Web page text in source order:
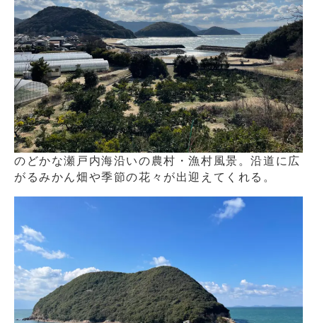
のどかな瀬戸内海沿いの農村・漁村風景。沿道に広
がるみかん畑や季節の花々が出迎えてくれる。